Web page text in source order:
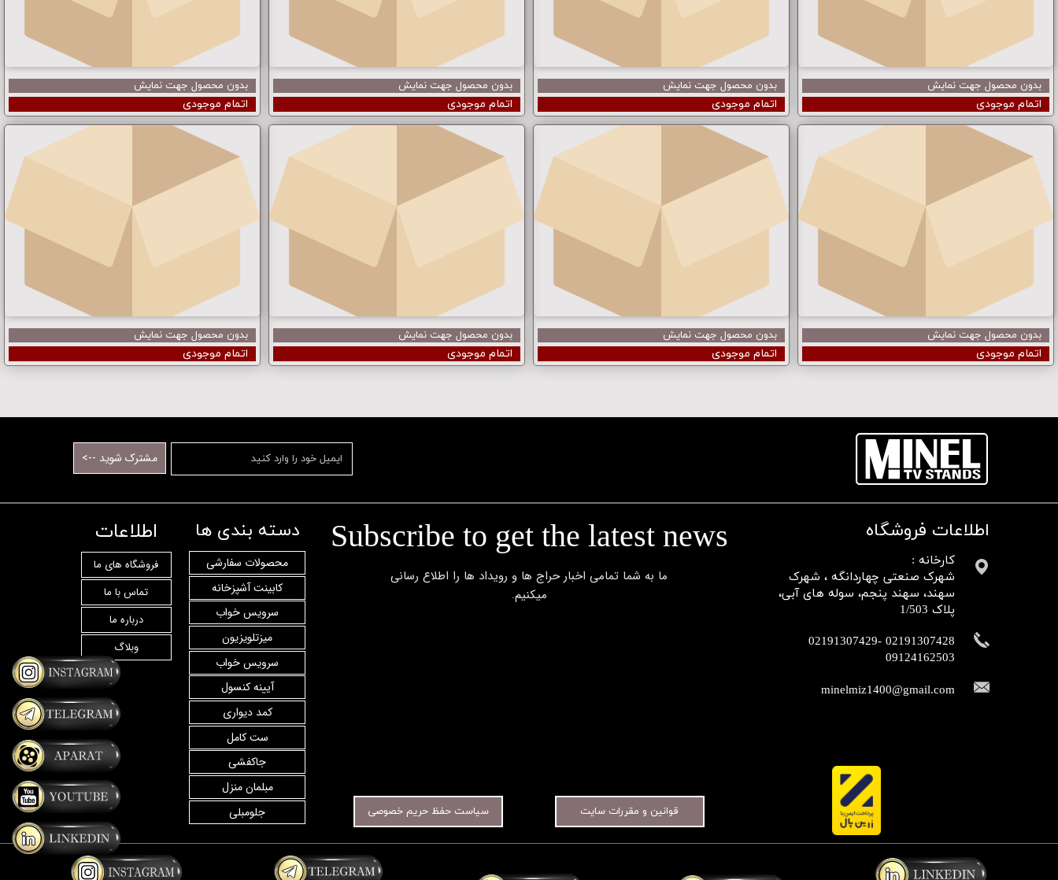
بدون محصول جهت نمایش
اتمام موجودی
بدون محصول جهت نمایش
اتمام موجودی
بدون محصول جهت نمایش
اتمام موجودی
بدون محصول جهت نمایش
اتمام موجودی
بدون محصول جهت نمایش
اتمام موجودی
بدون محصول جهت نمایش
اتمام موجودی
بدون محصول جهت نمایش
اتمام موجودی
بدون محصول جهت نمایش
اتمام موجودی
اطلاعات
فروشگاه های ما
تماس با ما
درباره ما
وبلاگ
دسته بندی ها
محصولات سفارشی
کابینت آشپزخانه
سرویس خواب
میزتلویزیون
سرویس خواب
آیینه کنسول
کمد دیواری
ست کامل
جاکفشی
مبلمان منزل
جلومبلی
اطلاعات فروشگاه
کارخانه :
شهرک صنعتی چهاردانگه ، شهرک
سهند، سهند پنجم، سوله های آبی،
پلاک 1/503
02191307428 -02191307429
09124162503​​​​​​​​​​​​​​​​​​​​​
minelmiz1400@gmail.com
Subscribe to get the latest news
​​​​​​​ما به شما تمامی اخبار حراج ها و رویداد ها را اطلاع رسانی
میکنیم.​​​​​​​
مشترک شوید -->
سیاست حفظ حریم خصوصی قوانین و مقررات سایت